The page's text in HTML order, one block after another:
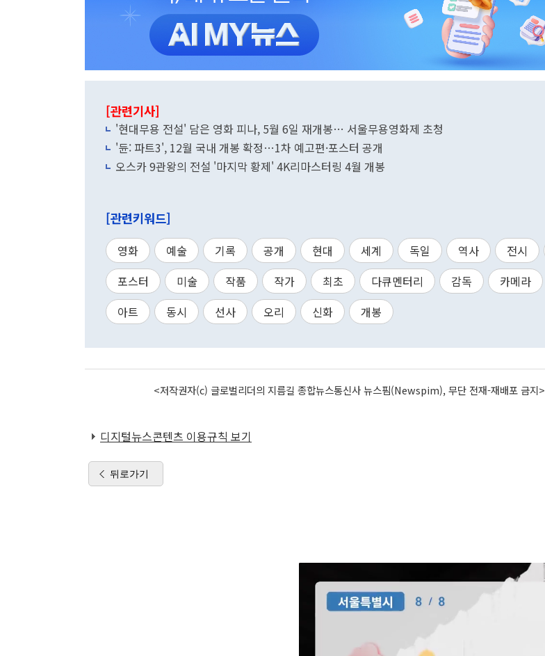
[관련기사]
'현대무용 전설' 담은 영화 피나, 5월 6일 재개봉… 서울무용영화제 초청
'듄: 파트3', 12월 국내 개봉 확정…1차 예고편·포스터 공개
오스카 9관왕의 전설 '마지막 황제' 4K리마스터링 4월 개봉
[관련키워드]
영화 예술 기록 공개 현대 세계 독일 역사 전시
포스터
미술 작품 작가 최초 다큐멘터리 감독 카메라
아트
동시 선사 오리 신화 개봉
<저작권자(c) 글로벌리더의 지름길 종합뉴스통신사 뉴스핌(Newspim), 무단 전재-재배포 금지>
디지털뉴스콘텐츠 이용규칙 보기
뒤로가기